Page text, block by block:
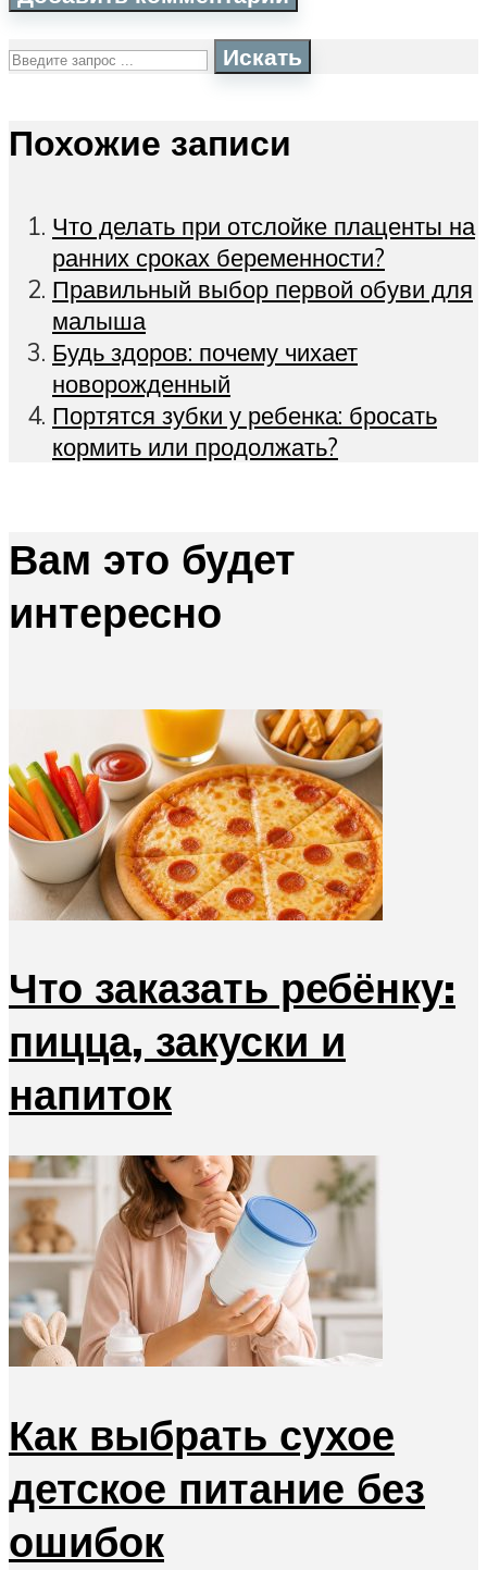
Искать
Похожие записи
Что делать при отслойке плаценты на
ранних сроках беременности?
Правильный выбор первой обуви для
малыша
Будь здоров: почему чихает
новорожденный
Портятся зубки у ребенка: бросать
кормить или продолжать?
Вам это будет
интересно
Что заказать ребёнку:
пицца, закуски и
напиток
Как выбрать сухое
детское питание без
ошибок